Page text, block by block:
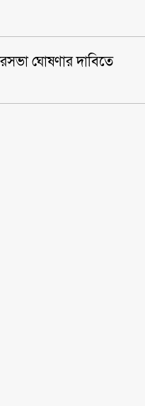
ঘোষণার দাবিতে